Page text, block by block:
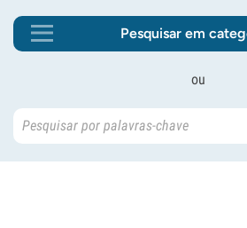
Pesquisar em
ou